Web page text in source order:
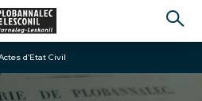
d’Etat Civil